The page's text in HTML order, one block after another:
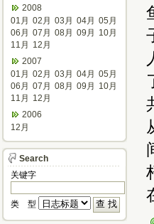
2008
01月 02月 03月 04月 05月
06月 07月 08月 09月
10月
11月
12月
2007
01月 02月 03月 04月 05月
06月 07月 08月 09月
10月
11月
12月
2006
12月
Search
关键字
类 型